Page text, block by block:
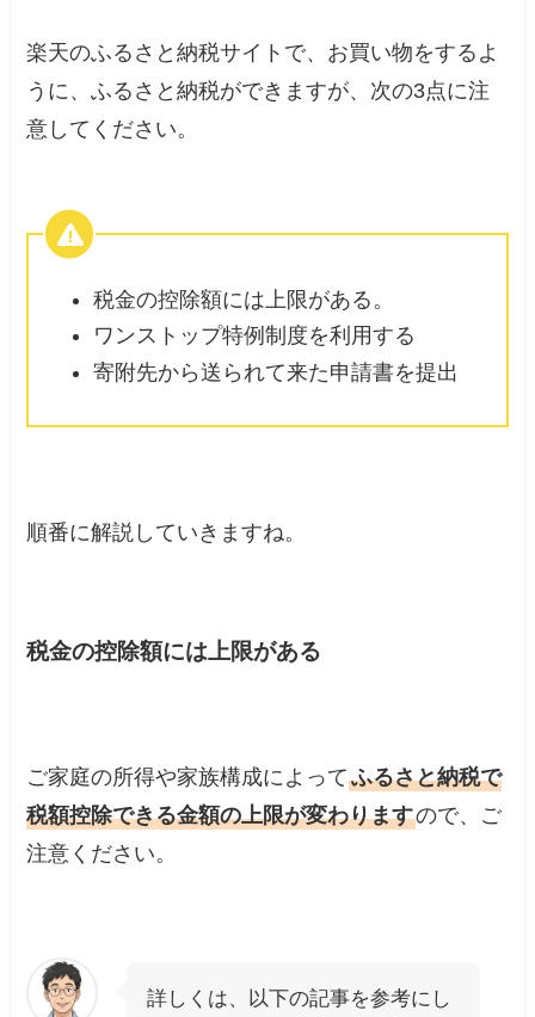
楽天のふるさと納税サイトで、お買い物をするよ
うに、ふるさと納税ができますが、次の3点に注
意してください。
税金の控除額には上限がある。
ワンストップ特例制度を利用する
寄附先から送られて来た申請書を提出
順番に解説していきますね。
税金の控除額には上限がある
ご家庭の所得や家族構成によってふるさと納税で
税額控除できる金額の上限が変わりますので、ご
注意ください。
詳しくは、以下の記事を参考にし